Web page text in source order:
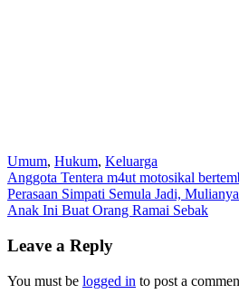
Umum, Hukum, Keluarga
Post
navigation
Anggota Tentera m4ut motosikal
Perasaan Simpati Semula Jadi,
Anak Ini Buat Orang Ramai Sebak
Leave a Reply
You must be logged in to post a